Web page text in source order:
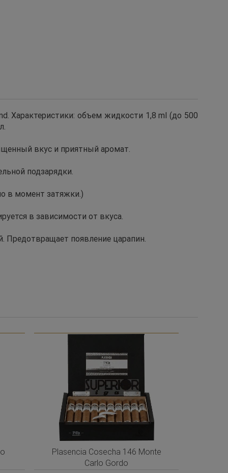
Характеристики: объем жидкости 1,8 ml (до 500
вкус и приятный аромат.
подзарядки.
в момент затяжки.)
в зависимости от вкуса.
Предотвращает появление царапин.
Plasencia Cosecha 146 Monte
Carlo Gordo